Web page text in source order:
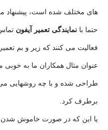
های مختلف شده است، پیشنهاد
حتما با نمایندگی تعمیر آیفون
فعالیت می کنند که زیر و بم
طراحی شده و با چه روشهایی می
برطرف کرد.
یا این که در صورت خاموش